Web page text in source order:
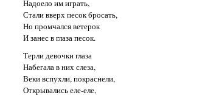
Надоело им играть,
Стали вверх песок бросать,
Но промчался ветерок
И занес в глаза песок.
Терли девочки глаза
Набегала в них слеза,
Веки вспухли, покраснели,
Открывались еле-еле,